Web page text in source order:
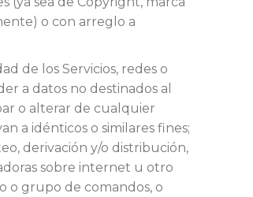
o con arreglo a
de los Servicios, redes o
a datos no destinados al
o alterar de cualquier
a idénticos o similares fines;
derivación y/o distribución,
sobre internet u otro
o grupo de comandos, o